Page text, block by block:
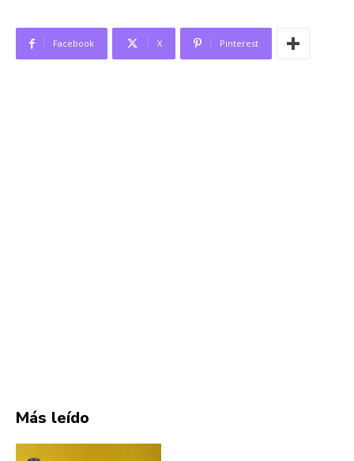
Facebook X Pinterest
Más leído